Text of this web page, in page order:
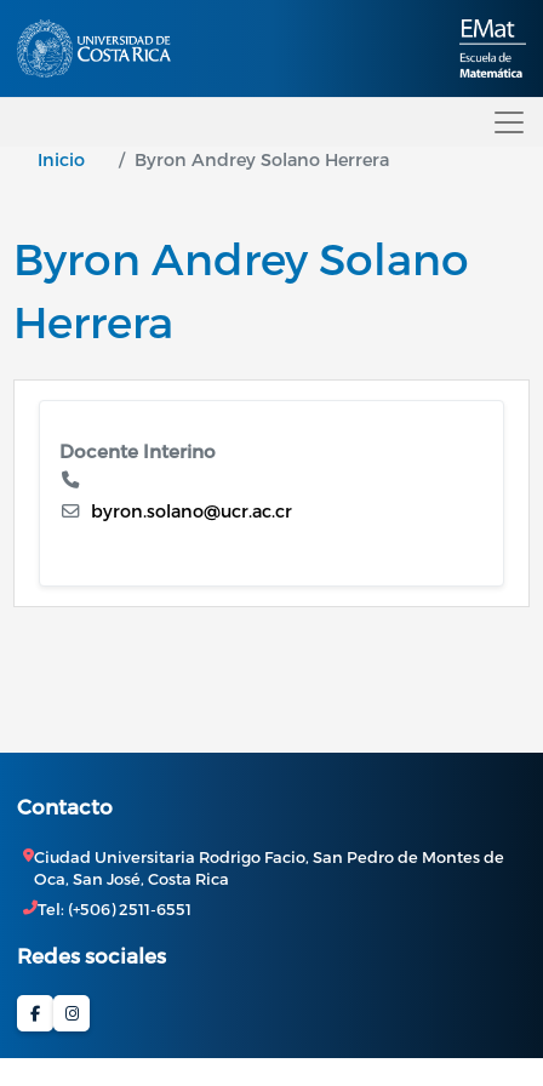
Inicio Byron Andrey Solano Herrera
Byron Andrey Solano
Herrera
Docente Interino
byron.solano@ucr.ac.cr
Contacto
Ciudad Universitaria Rodrigo Facio, San Pedro de Montes de
Oca, San José, Costa Rica
Tel: (+506) 2511-6551
Redes sociales